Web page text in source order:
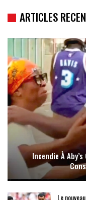
ARTICLES
Incendie À
Le